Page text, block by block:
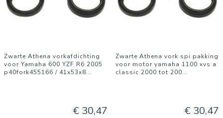
Zwarte Athena vorkafdichting
voor Yamaha 600 YZF R6 2005
p40fork455166 / 41x53x8...
€ 30,47
Zwarte Athena vork spi pakking
voor motor yamaha 1100 xvs a
classic 2000 tot 200...
€ 30,47